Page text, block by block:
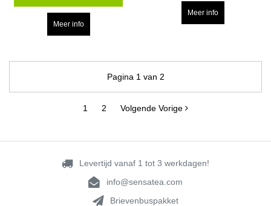
Meer info
Meer info
Pagina 1 van 2
1 2 Volgende Vorige
Levertijd vanaf 1 tot 3 werkdagen!
info@sensatea.com
Brievenbuspakket